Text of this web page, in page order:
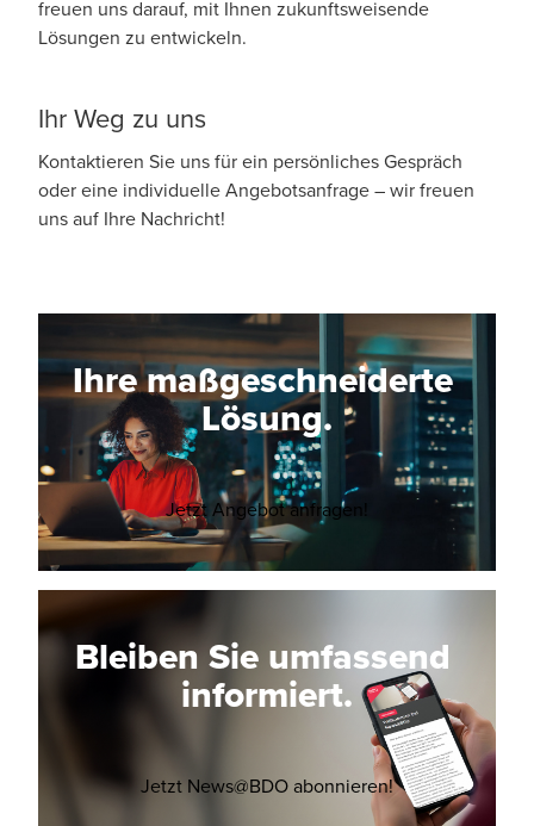
Unternehmens-Check-Up, Due-Diligence-
Prüfungen)
Beratung zum US-Exportkontrollrecht
Unterstützung bei der Erstellung und
Abgabe der Meldungen gemäß der
Dokumentationen und rechtlichen
Bewertungen
Durchführung von Unternehmens-Check-
Schulungen und Trainings für Ihre
freuen uns darauf, mit Ihnen zukunftsweisende
Lösungen zu entwickeln.
Ihr Weg zu uns
Kontaktieren Sie uns für ein persönliches Gespräch
oder eine individuelle Angebotsanfrage – wir freuen
uns auf Ihre Nachricht!
Ihre maßgeschneiderte
Lösung.
Jetzt Angebot anfragen! Opens in a new
Bleiben Sie umfassend
informiert.
Jetzt News@BDO abonnieren!Opens in a new